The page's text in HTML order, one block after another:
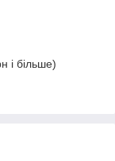
і більше)